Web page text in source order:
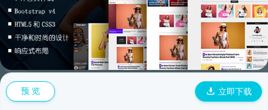
预 览 立即下载